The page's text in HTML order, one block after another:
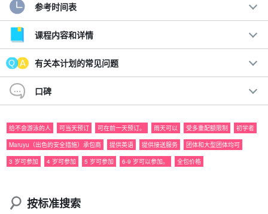
从雨季到夏季，"Sagaribana "只在一夜之间浪漫登场。享受西表岛
☆的特别体验。
建议。
◆Maruyu （出色的安全措施）承包商。
包括免费租用的旅游装备
参加日期前一天 18:00 前取消，不收取任何费用
由具备水上救援资格的导游提供支持。
总参与人数超过 300,000 人！
参考时间表
课程内容和详情
有关本计划的常见问题
口碑
给不会游泳的人 可当天预订 可在前一天预订。 雨天可以 受多重配额限制
初学者
Maruyu（出色的安全措施）承包商
提供英语 提供接送服务
团体和大型团体均可
3 岁可参加
4 岁可参加 5 岁可参加 6-9 岁可以参加。 全包价格
按标准搜索